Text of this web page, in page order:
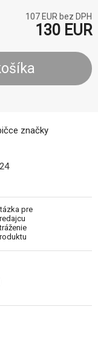
značky
107 EUR bez DPH
130 EUR
24
pre